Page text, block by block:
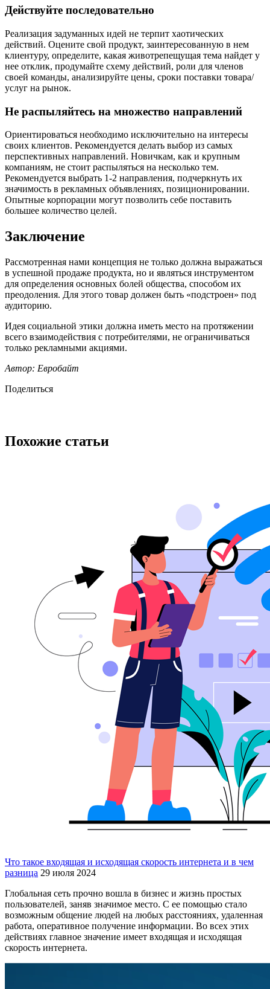
Действуйте последовательно
Реализация задуманных идей не терпит хаотических
действий. Оцените свой продукт, заинтересованную в нем
клиентуру, определите, какая животрепещущая тема найдет у
нее отклик, продумайте схему действий, роли для членов
своей команды, анализируйте цены, сроки поставки товара/
услуг на рынок.
Не распыляйтесь на множество направлений
Ориентироваться необходимо исключительно на интересы
своих клиентов. Рекомендуется делать выбор из самых
перспективных направлений. Новичкам, как и крупным
компаниям, не стоит распыляться на несколько тем.
Рекомендуется выбрать 1-2 направления, подчеркнуть их
значимость в рекламных объявлениях, позиционировании.
Опытные корпорации могут позволить себе поставить
большее количество целей.
Заключение
Рассмотренная нами концепция не только должна выражаться
в успешной продаже продукта, но и являться инструментом
для определения основных болей общества, способом их
преодоления. Для этого товар должен быть «подстроен» под
аудиторию.
Идея социальной этики должна иметь место на протяжении
всего взаимодействия с потребителями, не ограничиваться
только рекламными акциями.
Автор: Евробайт
Поделиться
Похожие статьи
Что такое входящая и исходящая скорость интернета и в чем
разница 29 июля 2024
Глобальная сеть прочно вошла в бизнес и жизнь простых
пользователей, заняв значимое место. С ее помощью стало
возможным общение людей на любых расстояниях, удаленная
работа, оперативное получение информации. Во всех этих
действиях главное значение имеет входящая и исходящая
скорость интернета.